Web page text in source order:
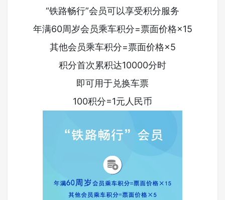
“铁路畅行”会员可以享受积分服务
年满60周岁会员乘车积分=票面价格×15
其他会员乘车积分=票面价格×5
积分首次累积达10000分时
即可用于兑换车票
100积分=1元人民币